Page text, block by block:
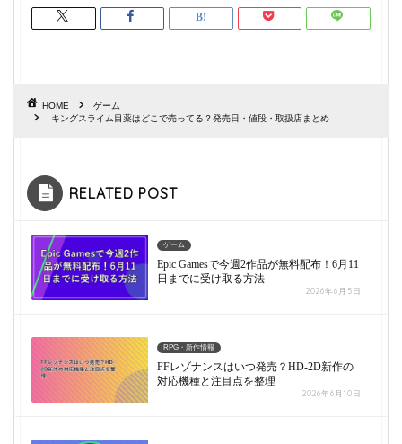
HOME
ゲーム
キングスライム目薬はどこで売ってる？発売日・値段・取扱店まとめ
RELATED POST
ゲーム
Epic Gamesで今週2作品が無料配布！6月11
日までに受け取る方法
2026年6月5日
RPG・新作情報
FFレゾナンスはいつ発売？HD-2D新作の
対応機種と注目点を整理
2026年6月10日